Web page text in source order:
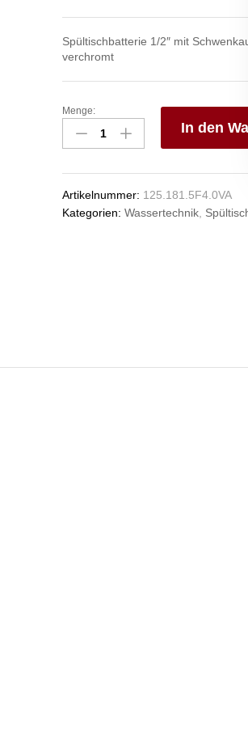
Spültischbatterie 1/2″ mit
verchromt
star
Spültischbatterie
1/2"
Menge:
In den
Artikelnummer: 125.181.5F4.0VA
Kategorien: Wassertechnik,